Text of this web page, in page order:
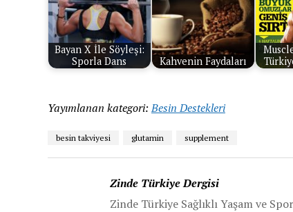
Bayan X İle Söyleşi:
Sporla Dans
Kahvenin Faydaları
Yayımlanan kategori: Besin Destekleri
besin takviyesi glutamin supplement
Zinde Türkiye Dergisi
Zinde Türkiye Sağlıklı Yaşam ve